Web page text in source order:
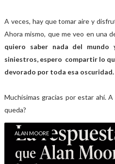
A veces, hay que tomar aire y
Ahora mismo, que me veo en una
quiero saber nada del mundo
siniestros, espero compartir lo
devorado por toda esa oscuridad.
Muchísimas gracias por estar ahí.
queda?
ALAN MOORE